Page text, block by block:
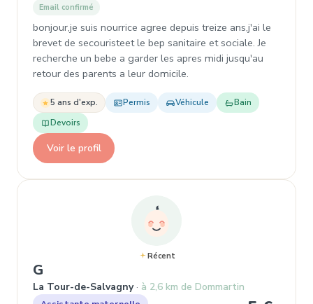
Email confirmé
bonjour,je suis nourrice agree depuis treize ans,j'ai le
brevet de secouristeet le bep sanitaire et sociale. Je
recherche un bebe a garder les apres midi jusqu'au
retour des parents a leur domicile.
5 ans d'exp. Permis Véhicule
Bain
Devoirs
Voir le profil
Récent
G
La Tour-de-Salvagny à 2,6 km de Dommartin